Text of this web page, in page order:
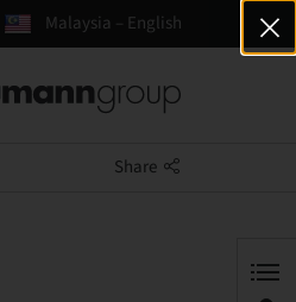
Malaysia – English
von Scan bis Druck
Share